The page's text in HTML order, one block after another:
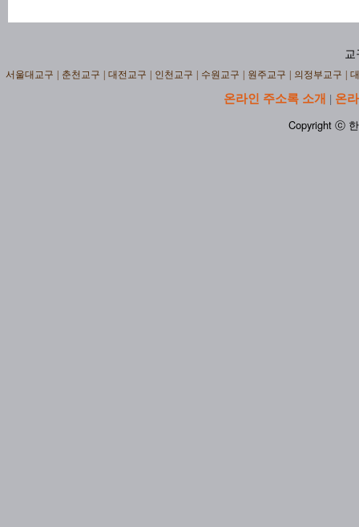
교
서울대교구 춘천교구 대전교구 인천교구 수원교구 원주교구 의정부교구
온라인 주소록 소개 | 온
Copyright ⓒ